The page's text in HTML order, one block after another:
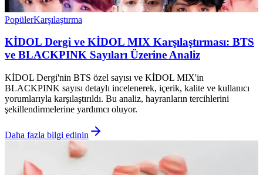
PopülerKarşılaştırma
KİDOL Dergi ve KİDOL MIX Karşılaştırması: BTS
ve BLACKPINK Sayıları Üzerine Analiz
KİDOL Dergi'nin BTS özel sayısı ve KİDOL MIX'in
BLACKPINK sayısı detaylı incelenerek, içerik, kalite ve kullanıcı
yorumlarıyla karşılaştırıldı. Bu analiz, hayranların tercihlerini
şekillendirmelerine yardımcı oluyor.
Daha fazla bilgi edinin